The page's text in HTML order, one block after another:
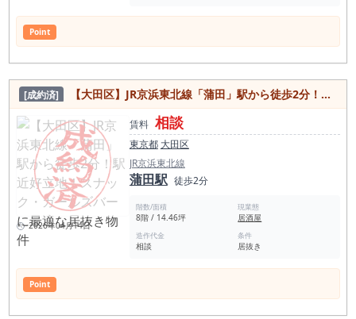
Point
[成約済] 【大田区】JR京浜東北線「蒲田」駅から徒歩2分！駅近好立地！スナック・ガールズバーに最適な居抜き物件
2026年04月14日
賃料 相談
東京都 大田区
JR京浜東北線
蒲田駅 徒歩2分
階数/面積
8階 / 14.46坪
現業態
居酒屋
造作代金
相談
条件
居抜き
Point